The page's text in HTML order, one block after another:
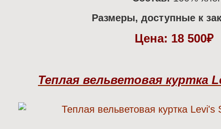
Размеры, доступные к
Цена: 18 500₽
Теплая вельветовая куртка